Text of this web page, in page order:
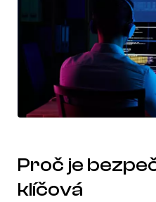
Proč je
klíčová